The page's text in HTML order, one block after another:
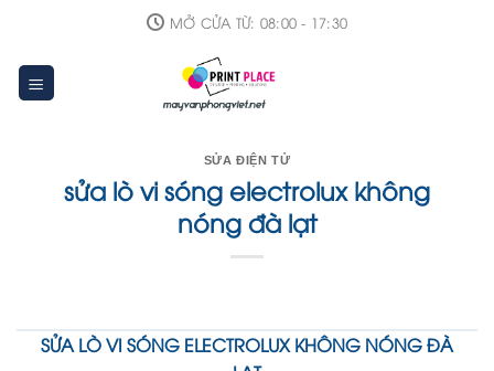
content
MỞ CỬA TỪ: 08:00 - 17:30
SỬA ĐIỆN TỬ
sửa lò vi sóng electrolux không
nóng đà lạt
SỬA LÒ VI SÓNG ELECTROLUX KHÔNG NÓNG ĐÀ